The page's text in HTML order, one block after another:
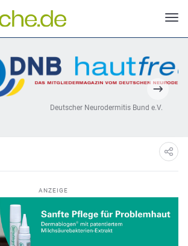
Deutscher Neurodermitis Bund e.V.
ANZEIGE